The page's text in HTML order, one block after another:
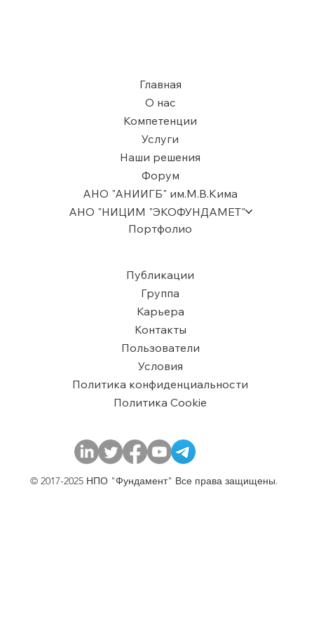
Главная
О нас
Компетенции
Услуги
Наши решения
Форум
АНО "АНИИГБ" им.М.В.Кима
АНО "НИЦИМ "ЭКОФУНДАМЕТ"
Портфолио
Публикации
Группа
Карьера
Контакты
Пользователи
​Условия
Политика конфиденциальности
Политика Cookie
© 2017-2025 НПО "Фундамент" Все права защищены.